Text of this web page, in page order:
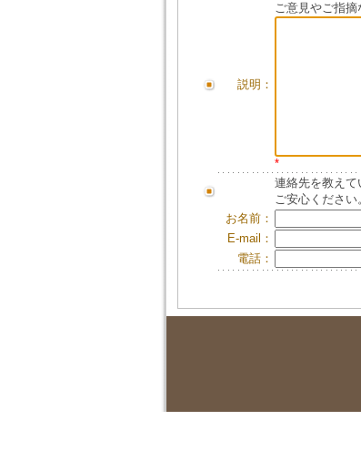
説明：
ご意見やご指摘
*
連絡先を教え
ご安心ください。
お名前：
E-mail：
電話：